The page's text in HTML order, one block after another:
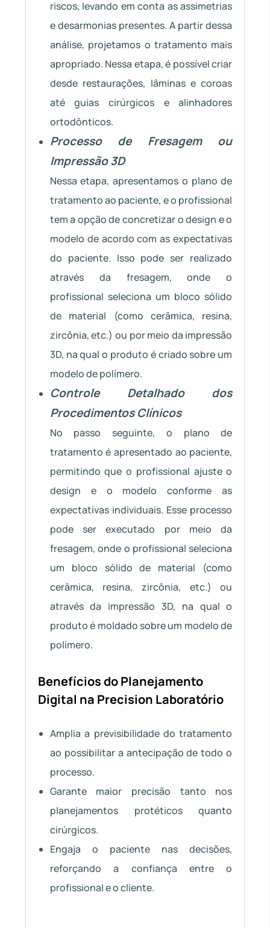
riscos, levando em conta as assimetrias
e desarmonias presentes. A partir dessa
análise, projetamos o tratamento mais
apropriado. Nessa etapa, é possível criar
desde restaurações, lâminas e coroas
até guias cirúrgicos e alinhadores
ortodônticos.
Processo de Fresagem ou
Impressão 3D
Nessa etapa, apresentamos o plano de
tratamento ao paciente, e o profissional
tem a opção de concretizar o design e o
modelo de acordo com as expectativas
do paciente. Isso pode ser realizado
através da fresagem, onde o
profissional seleciona um bloco sólido
de material (como cerâmica, resina,
zircônia, etc.) ou por meio da impressão
3D, na qual o produto é criado sobre um
modelo de polímero.
Controle Detalhado dos
Procedimentos Clínicos
No passo seguinte, o plano de
tratamento é apresentado ao paciente,
permitindo que o profissional ajuste o
design e o modelo conforme as
expectativas individuais. Esse processo
pode ser executado por meio da
fresagem, onde o profissional seleciona
um bloco sólido de material (como
cerâmica, resina, zircônia, etc.) ou
através da impressão 3D, na qual o
produto é moldado sobre um modelo de
polímero.
Benefícios do Planejamento
Digital na Precision Laboratório
Amplia a previsibilidade do tratamento
ao possibilitar a antecipação de todo o
processo.
Garante maior precisão tanto nos
planejamentos protéticos quanto
cirúrgicos.
Engaja o paciente nas decisões,
reforçando a confiança entre o
profissional e o cliente.